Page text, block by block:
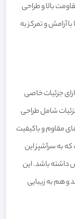
بالا و طراحی
آرامش و تمرکز به
مدل صدرا سورمه‌ای، کد 46502، دارای جزئیات خاصی
شامل طراحی
مقاوم و باکیفیت
به سرآشپز این
داشته باشد. این
و هم به زیبایی